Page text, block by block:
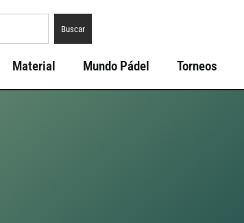
Buscar
Material Mundo Pádel Torneos